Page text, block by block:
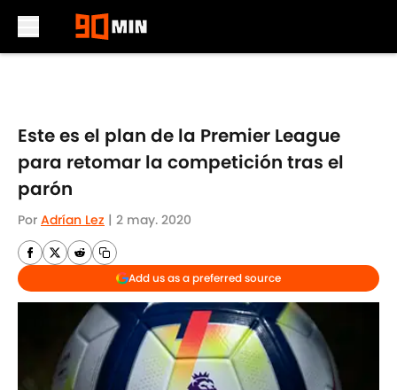
Este es el plan de la Premier League
para retomar la competición tras el
parón
Por Adrían Lez | 2 may. 2020
Add us as a preferred source